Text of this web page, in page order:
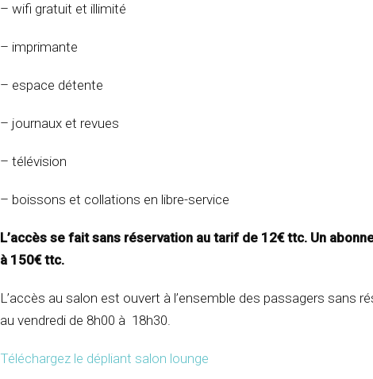
– wifi gratuit et illimité
– imprimante
– espace détente
– journaux et revues
– télévision
– boissons et collations en libre-service
L’accès se fait sans réservation au tarif de 12€ ttc. Un
à 150€ ttc.
L’accès au salon est ouvert à l’ensemble des passagers sans
au vendredi de 8h00 à 18h30.
Téléchargez le dépliant salon lounge